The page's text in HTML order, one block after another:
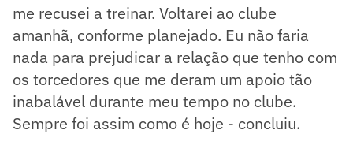
me recusei a treinar. Voltarei ao clube
amanhã, conforme planejado. Eu não faria
nada para prejudicar a relação que tenho com
os torcedores que me deram um apoio tão
inabalável durante meu tempo no clube.
Sempre foi assim como é hoje - concluiu.